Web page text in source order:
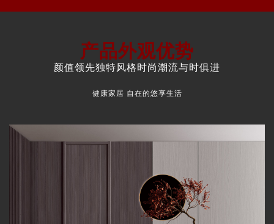
产品外观优势
颜值领先独特风格时尚潮流与时俱进
健康家居 自在的悠享生活